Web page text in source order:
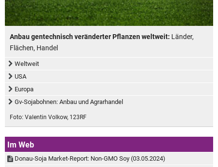
Anbau gentechnisch veränderter Pflanzen weltweit: Länder,
Flächen, Handel
Weltweit
USA
Europa
Gv-Sojabohnen: Anbau und Agrarhandel
Foto: Valentin Volkow, 123RF
Im Web
Donau-Soja Market-Report: Non-GMO Soy (03.05.2024)